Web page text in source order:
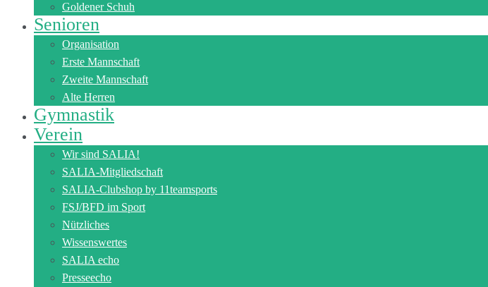
Goldener Schuh
Senioren
Organisation
Erste Mannschaft
Zweite Mannschaft
Alte Herren
Gymnastik
Verein
Wir sind SALIA!
SALIA-Mitgliedschaft
SALIA-Clubshop by 11teamsports
FSJ/BFD im Sport
Nützliches
Wissenswertes
SALIA echo
Presseecho